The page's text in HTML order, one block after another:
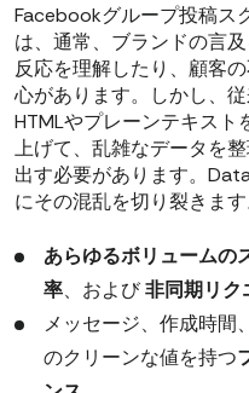
Facebookグループ投稿ス
は、通常、ブランドの言
反応を理解したり、顧客
心があります。しかし、
HTMLやプレーンテキスト
上げて、乱雑なデータを
出す必要があります。
にその混乱を切り裂きま
あらゆるボリュームの
率、および非同期リク
メッセージ、作成時間
のクリーンな値を持つ